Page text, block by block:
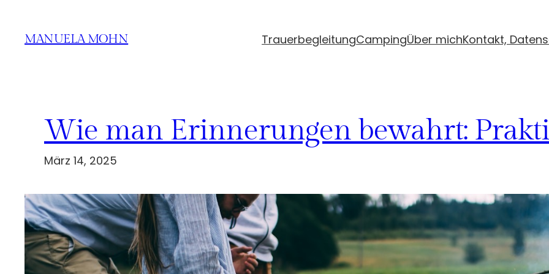
springen
MANUELA MOHN TrauerbegleitungCampingÜber michKontakt,
Wie man Erinnerungen bewahrt:
März 14, 2025